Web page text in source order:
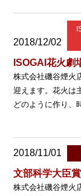
2018/12/02
ISOGAI花火劇
株式会社磯谷煙
迎えます。花火は
どのように作り、
2018/11/01
文部科学大臣賞
株式会社磯谷煙